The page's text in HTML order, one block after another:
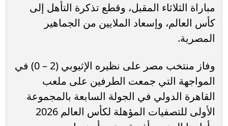
مباراة الثلاثاء المقبل، وقطع تذكرة التأهل إلى
كأس العالم، وإسعاد الملايين من الجماهير
المصرية.
وفاز منتخب مصر على نظيره الإثيوبي (2 – 0) في
المواجهة التي جمعت الطرفين على ملعب
القاهرة الدولي في الجولة السابعة بالمجموعة
الأولى للتصفيات المؤهلة لكأس العالم 2026